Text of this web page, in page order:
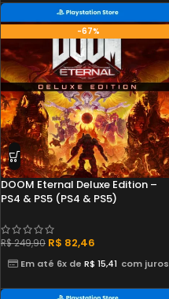
-67%
DOOM Eternal Deluxe Edition –
PS4 & PS5 (PS4 & PS5)
R$249,90 R$ 82,46
Em até 6x de R$ 15,41 com juros